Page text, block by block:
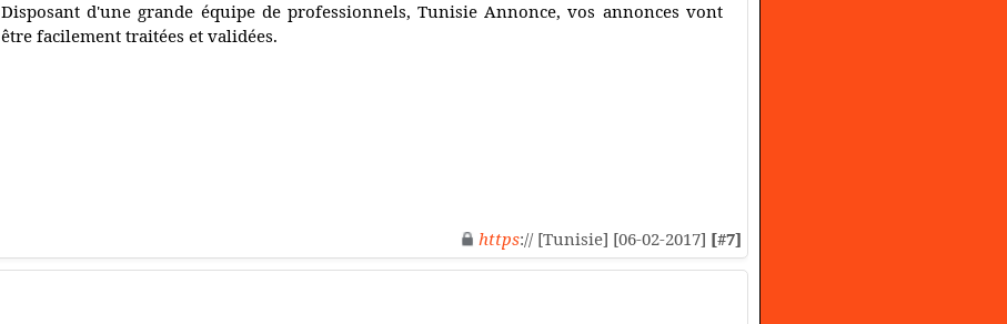
Disposant d'une grande équipe de professionnels, Tunisie Annonce, vos annonces vont
être facilement traitées et validées.
https:// [Tunisie] [06-02-2017] [#7]